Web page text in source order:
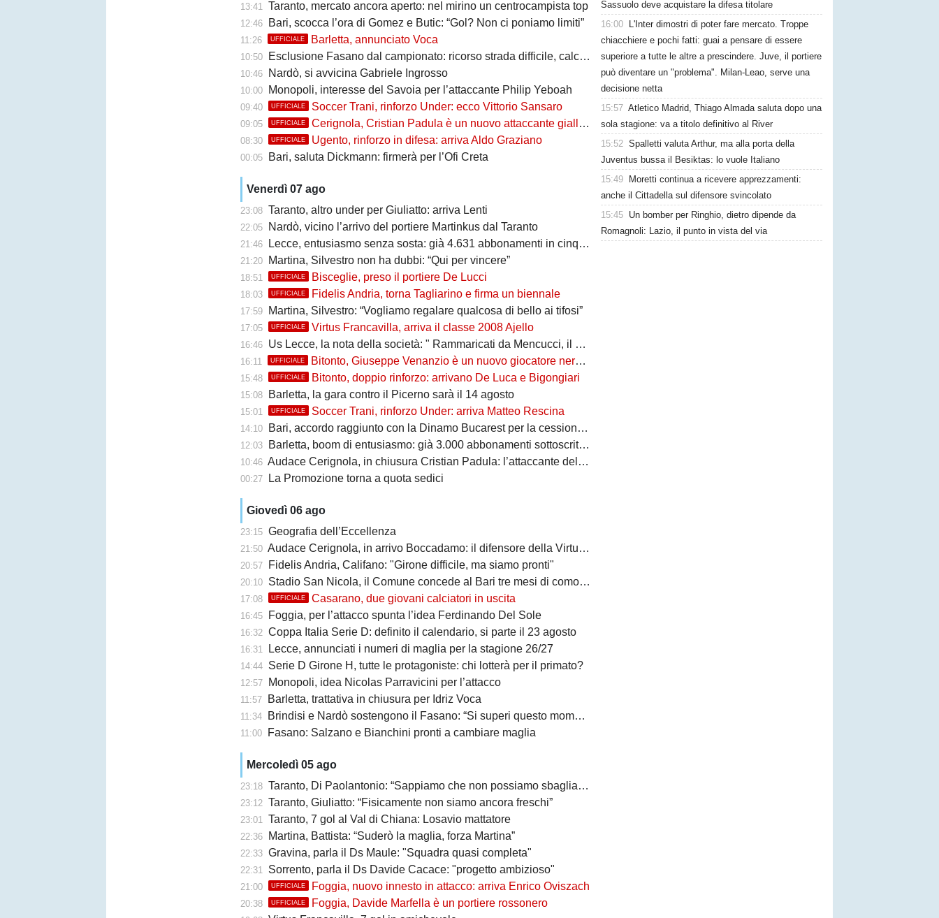
13:41 Taranto, mercato ancora aperto: nel mirino un centrocampista top
12:46 Bari, scocca l’ora di Gomez e Butic: “Gol? Non ci poniamo limiti”
11:26 UFFICIALE Barletta, annunciato Voca
10:50 Esclusione Fasano dal campionato: ricorso strada difficile, calciatori in fuga
10:46 Nardò, si avvicina Gabriele Ingrosso
10:00 Monopoli, interesse del Savoia per l’attaccante Philip Yeboah
09:40 UFFICIALE Soccer Trani, rinforzo Under: ecco Vittorio Sansaro
09:05 UFFICIALE Cerignola, Cristian Padula è un nuovo attaccante gialloblù
08:30 UFFICIALE Ugento, rinforzo in difesa: arriva Aldo Graziano
00:05 Bari, saluta Dickmann: firmerà per l’Ofi Creta
Venerdì 07 ago
23:08 Taranto, altro under per Giuliatto: arriva Lenti
22:05 Nardò, vicino l’arrivo del portiere Martinkus dal Taranto
21:46 Lecce, entusiasmo senza sosta: già 4.631 abbonamenti in cinque giorni
21:20 Martina, Silvestro non ha dubbi: “Qui per vincere”
18:51 UFFICIALE Bisceglie, preso il portiere De Lucci
18:03 UFFICIALE Fidelis Andria, torna Tagliarino e firma un biennale
17:59 Martina, Silvestro: “Vogliamo regalare qualcosa di bello ai tifosi”
17:05 UFFICIALE Virtus Francavilla, arriva il classe 2008 Ajello
16:46 Us Lecce, la nota della società: " Rammaricati da Mencucci, il 10 CDA straordinario"
16:11 UFFICIALE Bitonto, Giuseppe Venanzio è un nuovo giocatore neroverde
15:48 UFFICIALE Bitonto, doppio rinforzo: arrivano De Luca e Bigongiari
15:08 Barletta, la gara contro il Picerno sarà il 14 agosto
15:01 UFFICIALE Soccer Trani, rinforzo Under: arriva Matteo Rescina
14:10 Bari, accordo raggiunto con la Dinamo Bucarest per la cessione di Matthias Verreth
12:03 Barletta, boom di entusiasmo: già 3.000 abbonamenti sottoscritti per la Serie C
10:46 Audace Cerignola, in chiusura Cristian Padula: l’attaccante del Torino arriva in prestito
00:27 La Promozione torna a quota sedici
Giovedì 06 ago
23:15 Geografia dell’Eccellenza
21:50 Audace Cerignola, in arrivo Boccadamo: il difensore della Virtus Entella verso il prestito in gialloblù
20:57 Fidelis Andria, Califano: "Girone difficile, ma siamo pronti"
20:10 Stadio San Nicola, il Comune concede al Bari tre mesi di comodato d’uso precario: i dettagli
17:08 UFFICIALE Casarano, due giovani calciatori in uscita
16:45 Foggia, per l’attacco spunta l’idea Ferdinando Del Sole
16:32 Coppa Italia Serie D: definito il calendario, si parte il 23 agosto
16:31 Lecce, annunciati i numeri di maglia per la stagione 26/27
14:44 Serie D Girone H, tutte le protagoniste: chi lotterà per il primato?
12:57 Monopoli, idea Nicolas Parravicini per l’attacco
11:57 Barletta, trattativa in chiusura per Idriz Voca
11:34 Brindisi e Nardò sostengono il Fasano: “Si superi questo momento quanto prima”
11:00 Fasano: Salzano e Bianchini pronti a cambiare maglia
Mercoledì 05 ago
23:18 Taranto, Di Paolantonio: “Sappiamo che non possiamo sbagliare”
23:12 Taranto, Giuliatto: “Fisicamente non siamo ancora freschi”
23:01 Taranto, 7 gol al Val di Chiana: Losavio mattatore
22:36 Martina, Battista: “Suderò la maglia, forza Martina”
22:33 Gravina, parla il Ds Maule: "Squadra quasi completa"
22:31 Sorrento, parla il Ds Davide Cacace: "progetto ambizioso"
21:00 UFFICIALE Foggia, nuovo innesto in attacco: arriva Enrico Oviszach
20:38 UFFICIALE Foggia, Davide Marfella è un portiere rossonero
Sassuolo deve acquistare la difesa titolare
16:00
L'Inter dimostri di poter fare mercato. Troppe
chiacchiere e pochi fatti: guai a pensare di essere
superiore a tutte le altre a prescindere. Juve, il portiere
può diventare un "problema". Milan-Leao, serve una
decisione netta
15:57 Atletico Madrid, Thiago Almada saluta dopo una
sola stagione: va a titolo definitivo al River
15:52 Spalletti valuta Arthur, ma alla porta della
Juventus bussa il Besiktas: lo vuole Italiano
15:49
Moretti continua a ricevere apprezzamenti:
anche il Cittadella sul difensore svincolato
15:45 Un bomber per Ringhio, dietro dipende da
Romagnoli: Lazio, il punto in vista del via